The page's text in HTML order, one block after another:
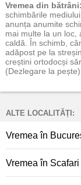
Vremea din bătrâni:
schimbările
anunța anumite
mai multe la un loc,
caldă. În schimb,
adăpost pe la
creștini ortodocși
(Dezlegare la pește).
ALTE LOCALITĂȚI:
Vremea în
Vremea în Scafari